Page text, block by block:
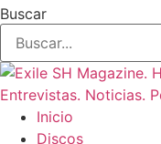
Buscar
Inicio
Discos